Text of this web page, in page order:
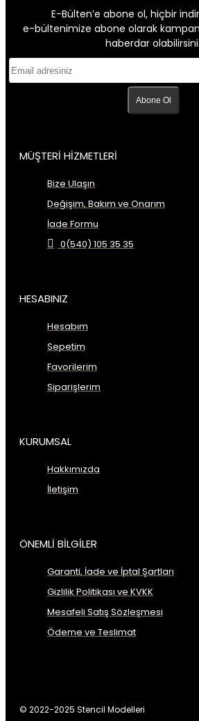
E-Bülten’e abone ol, hiçbir
e-bültenimize abone olarak
haberdar
Abone Ol
MÜŞTERİ HİZMETLERİ
Bize Ulaşın
Değişim, Bakım ve Onarım
İade Formu
0(540) 105 35 35
HESABINIZ
Hesabım
Sepetim
Favorilerim
Siparişlerim
KURUMSAL
Hakkımızda
İletişim
ÖNEMLİ BİLGİLER
Garanti, İade ve İptal Şartları
Gizlilik Politikası ve KVKK
Mesafeli Satış Sözleşmesi
Ödeme ve Teslimat
© 2022-2025 Stencil Modelleri